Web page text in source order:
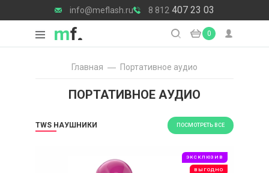
info@meflash.ru 8 812 407 23 03
0
Главная Портативное аудио
ПОРТАТИВНОЕ АУДИО
TWS НАУШНИКИ ПОСМОТРЕТЬ ВСЕ
ЭКСКЛЮЗИВ
ВЫГОДНО